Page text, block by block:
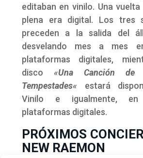
editaban en vinilo. Una
plena era digital. Los tres
preceden a la salida del
desvelando mes a mes
plataformas digitales,
disco «Una Canción de
Tempestades« estará
Vinilo e igualmente,
plataformas digitales.
PRÓXIMOS
NEW RAEMON